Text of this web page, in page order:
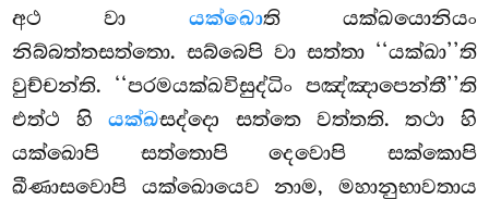
අථ වා යක්ඛොති යක්ඛයොනියං
නිබ්බත්තසත්තො. සබ්බෙපි වා සත්තා ‘‘යක්ඛා’’ති
වුච්චන්ති. ‘‘පරමයක්ඛවිසුද්ධිං පඤ්ඤාපෙන්තී’’ති
එත්ථ හියක්ඛසද්දො සත්තෙ වත්තති. තථා හි
යක්ඛොපි සත්තොපි දෙවොපි සක්කොපි
ඛීණාසවොපි යක්ඛොයෙව නාම, මහානුභාවතාය